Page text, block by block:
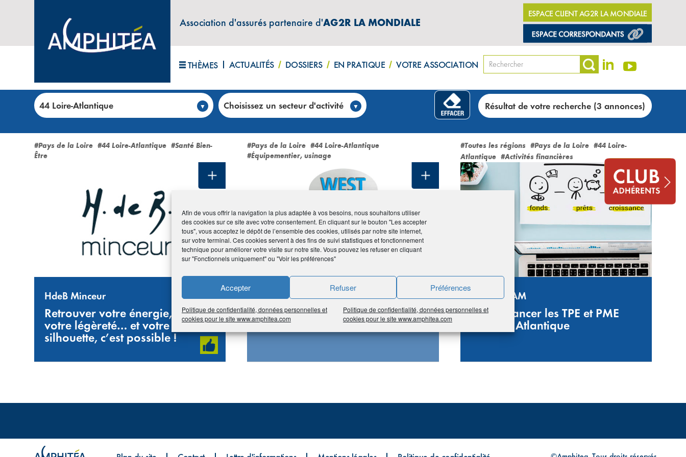
Afin de vous offrir la navigation la plus adaptée à vos besoins, nous souhaitons utiliser
des cookies sur ce site avec votre consentement. En cliquant sur le bouton "Les accepter
tous", vous acceptez le dépôt de l’ensemble des cookies, utilisés par notre site internet,
sur votre terminal. Ces cookies servent à des fins de suivi statistiques et fonctionnement
technique pour améliorer votre visite sur notre site. Vous pouvez les refuser en cliquant
sur "Fonctionnels uniquement" ou "Voir les préférences"
Accepter Refuser Préférences
Politique de confidentialité, données personnelles et
cookies pour le site www.amphitea.com
Politique de confidentialité, données personnelles et
cookies pour le site www.amphitea.com
Association d'assurés partenaire d'AG2R LA MONDIALE
ESPACE CLIENT AG2R LA MONDIALE
THÈMES ACTUALITÉS DOSSIERS EN PRATIQUE VOTRE ASSOCIATION
44 Loire-Atlantique Choisissez un secteur d'activité Résultat de votre recherche (3 annonces)
Accueil>Club annonces>Toutes les annonces
44 Loire-Atlantique (3 annonces)
#Pays de la Loire #44 Loire-Atlantique #Santé Bien-
Être
HdeB Minceur
Retrouver votre énergie,
votre légèreté… et votre
silhouette, c’est possible !
#Pays de la Loire #44 Loire-Atlantique
#Équipementier, usinage
WEST MACHINES OUTILS
Achat/Vente machines outils
neuf et occasion & outillage
#Toutes les régions #Pays de la Loire #44 Loire-
Atlantique #Activités financières
FINANTEAM
Pour financer les TPE et PME
en Loire Atlantique